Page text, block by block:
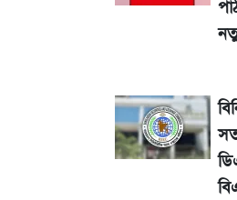
আগামীকালই
তাপমাত্রা